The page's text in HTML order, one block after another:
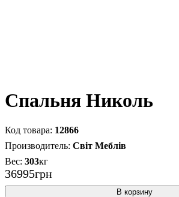
Спальня Николь
12866
Світ Меблів
303кг
36995грн
В корзину